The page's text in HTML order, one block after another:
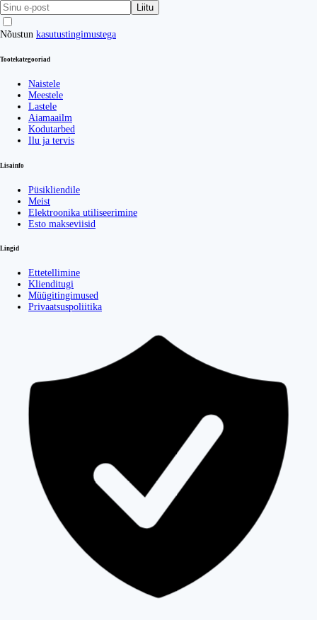
Liitu
Nõustun kasutustingimustega
Tootekategooriad
Naistele
Meestele
Lastele
Aiamaailm
Kodutarbed
Ilu ja tervis
Lisainfo
Püsikliendile
Meist
Elektroonika utiliseerimine
Esto makseviisid
Lingid
Ettetellimine
Klienditugi
Müügitingimused
Privaatsuspoliitika